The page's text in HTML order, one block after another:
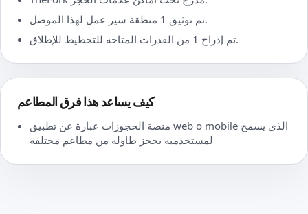
تم توثيق 1 منطقة سير عمل لهذا الموصل.
تم إدراج 1 من القدرات المتاحة للتخطيط للإطلاق.
كيف يساعد هذا فرق المطاعم
منصة الحجوزات عبارة عن تطبيق web o mobile الذي يسمح
لمستخدميه بحجز طاولة من مطاعم مختلفة